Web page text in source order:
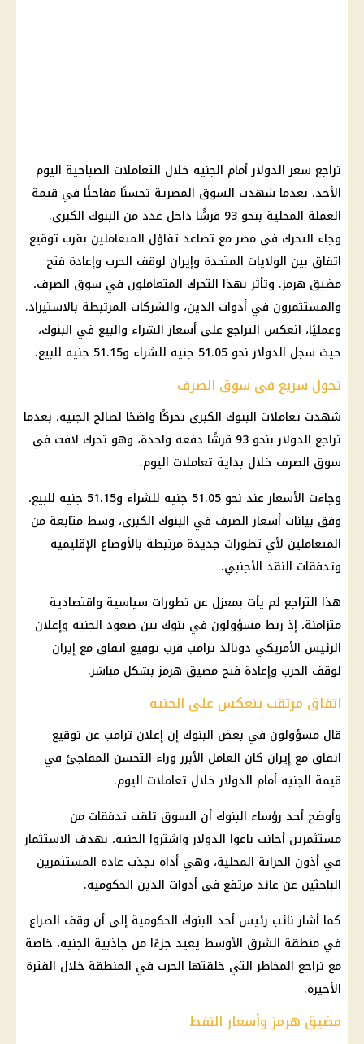
تراجع سعر الدولار أمام الجنيه خلال التعاملات الصباحية اليوم
الأحد، بعدما شهدت السوق المصرية تحسنًا مفاجئًا في قيمة
العملة المحلية بنحو 93 قرشًا داخل عدد من البنوك الكبرى.
وجاء التحرك في مصر مع تصاعد تفاؤل المتعاملين بقرب توقيع
اتفاق بين الولايات المتحدة وإيران لوقف الحرب وإعادة فتح
مضيق هرمز. وتأثر بهذا التحرك المتعاملون في سوق الصرف،
والمستثمرون في أدوات الدين، والشركات المرتبطة بالاستيراد.
وعمليًا، انعكس التراجع على أسعار الشراء والبيع في البنوك،
حيث سجل الدولار نحو 51.05 جنيه للشراء و51.15 جنيه للبيع.
تحول سريع في سوق الصرف
شهدت تعاملات البنوك الكبرى تحركًا واضحًا لصالح الجنيه، بعدما
تراجع الدولار بنحو 93 قرشًا دفعة واحدة، وهو تحرك لافت في
سوق الصرف خلال بداية تعاملات اليوم.
وجاءت الأسعار عند نحو 51.05 جنيه للشراء و51.15 جنيه للبيع،
وفق بيانات أسعار الصرف في البنوك الكبرى، وسط متابعة من
المتعاملين لأي تطورات جديدة مرتبطة بالأوضاع الإقليمية
وتدفقات النقد الأجنبي.
هذا التراجع لم يأت بمعزل عن تطورات سياسية واقتصادية
متزامنة، إذ ربط مسؤولون في بنوك بين صعود الجنيه وإعلان
الرئيس الأمريكي دونالد ترامب قرب توقيع اتفاق مع إيران
لوقف الحرب وإعادة فتح مضيق هرمز بشكل مباشر.
اتفاق مرتقب ينعكس على الجنيه
قال مسؤولون في بعض البنوك إن إعلان ترامب عن توقيع
اتفاق مع إيران كان العامل الأبرز وراء التحسن المفاجئ في
قيمة الجنيه أمام الدولار خلال تعاملات اليوم.
وأوضح أحد رؤساء البنوك أن السوق تلقت تدفقات من
مستثمرين أجانب باعوا الدولار واشتروا الجنيه، بهدف الاستثمار
في أذون الخزانة المحلية، وهي أداة تجذب عادة المستثمرين
الباحثين عن عائد مرتفع في أدوات الدين الحكومية.
كما أشار نائب رئيس أحد البنوك الحكومية إلى أن وقف الصراع
في منطقة الشرق الأوسط يعيد جزءًا من جاذبية الجنيه، خاصة
مع تراجع المخاطر التي خلقتها الحرب في المنطقة خلال الفترة
الأخيرة.
مضيق هرمز وأسعار النفط